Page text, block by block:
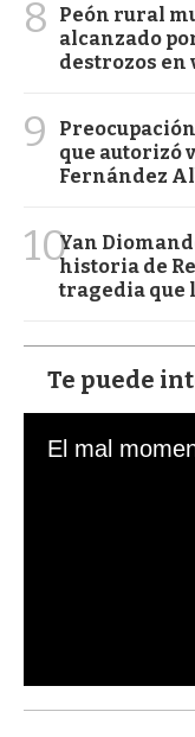
8
Peón rural
alcanzado
destrozos en
9
que autorizó
Fernández
10Yan
historia de
tragedia que
Te puede
s